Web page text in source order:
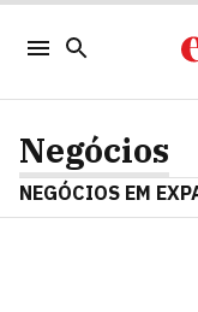
Negócios
NEGÓCIOS EM